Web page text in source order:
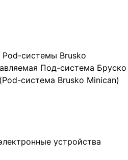
системы Brusko
Под-система Бруско
система Brusko Minican)
устройства